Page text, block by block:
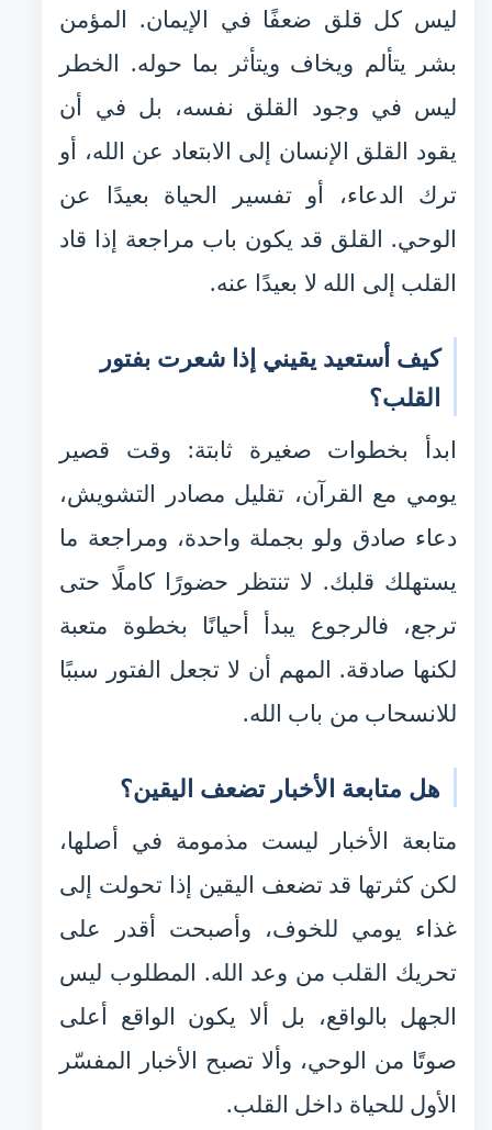
ليس كل قلق ضعفًا في الإيمان. المؤمن
بشر يتألم ويخاف ويتأثر بما حوله. الخطر
ليس في وجود القلق نفسه، بل في أن
يقود القلق الإنسان إلى الابتعاد عن الله، أو
ترك الدعاء، أو تفسير الحياة بعيدًا عن
الوحي. القلق قد يكون باب مراجعة إذا قاد
القلب إلى الله لا بعيدًا عنه.
كيف أستعيد يقيني إذا شعرت بفتور
القلب؟
ابدأ بخطوات صغيرة ثابتة: وقت قصير
يومي مع القرآن، تقليل مصادر التشويش،
دعاء صادق ولو بجملة واحدة، ومراجعة ما
يستهلك قلبك. لا تنتظر حضورًا كاملًا حتى
ترجع، فالرجوع يبدأ أحيانًا بخطوة متعبة
لكنها صادقة. المهم أن لا تجعل الفتور سببًا
للانسحاب من باب الله.
هل متابعة الأخبار تضعف اليقين؟
متابعة الأخبار ليست مذمومة في أصلها،
لكن كثرتها قد تضعف اليقين إذا تحولت إلى
غذاء يومي للخوف، وأصبحت أقدر على
تحريك القلب من وعد الله. المطلوب ليس
الجهل بالواقع، بل ألا يكون الواقع أعلى
صوتًا من الوحي، وألا تصبح الأخبار المفسّر
الأول للحياة داخل القلب.